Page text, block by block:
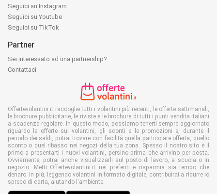
Seguici su Instagram
Seguici su Youtube
Seguici su TikTok
Partner
Sei interessato ad una partnership?
Contattaci
Offertevolantini.it raccoglie tutti i volantini più recenti, le offerte settimanali,
le brochure pubblicitarie, le riviste e le brochure di tutti i punti vendita italiani
a scadenza regolare. In questo modo, possiamo tenerti sempre aggiornato
riguardo le offerte sui volantini, gli sconti e le promozioni e, durante il
periodo dei saldi, potrai trovare con facilità quella particolare offerta, quello
sconto o quel ribasso nei negozi della tua zona. Spesso il nostro sito è il
primo a presentarti i nuovi volantini, persino prima che arrivino per posta.
Ovviamente, potrai anche visualizzarli sul posto di lavoro, a scuola o in
negozio. Metti Offertevolantini.it nei preferiti e risparmia sia tempo che
denaro. In più, leggendo volantini in formato digitale, contribuirai a ridurre lo
spreco di carta, aiutando l'ambiente.